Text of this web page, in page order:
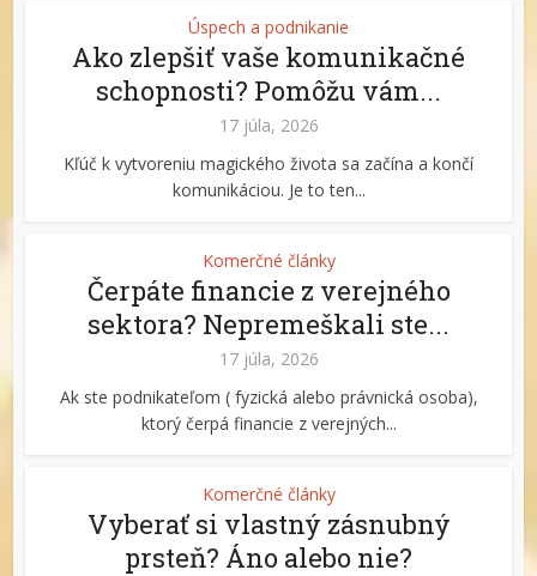
Úspech a podnikanie
Ako zlepšiť vaše komunikačné
schopnosti? Pomôžu vám...
17 júla, 2026
Kľúč k vytvoreniu magického života sa začína a končí
komunikáciou. Je to ten...
Komerčné články
Čerpáte financie z verejného
sektora? Nepremeškali ste...
17 júla, 2026
Ak ste podnikateľom ( fyzická alebo právnická osoba),
ktorý čerpá financie z verejných...
Komerčné články
Vyberať si vlastný zásnubný
prsteň? Áno alebo nie?